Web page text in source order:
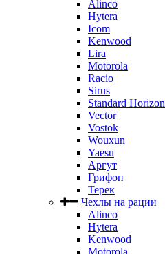
Alinco
Hytera
Icom
Kenwood
Lira
Motorola
Racio
Sirus
Standard Horizon
Vector
Vostok
Wouxun
Yaesu
Аргут
Грифон
Терек
Чехлы на рации
Alinco
Hytera
Kenwood
Motorola